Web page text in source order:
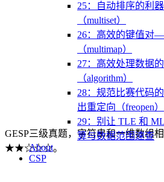
25：自动排序的利
（multiset）
26：高效的键值对
（multimap）
27：高效处理数据
（algorithm）
28：规范比赛代码
出重定向（freopen）
29：别让 TLE 和
算与数据范围速查
About
CSP
GESP三级真题，字符串和一维数组
★★☆☆☆。